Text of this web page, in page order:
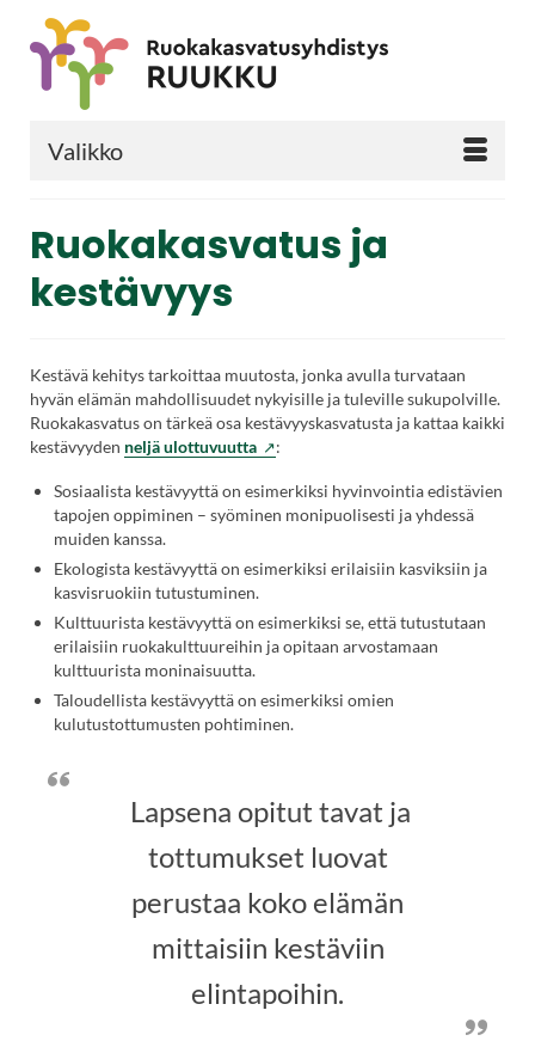
Valikko
Ruokakasvatus ja
kestävyys
Kestävä kehitys tarkoittaa muutosta, jonka avulla turvataan
hyvän elämän mahdollisuudet nykyisille ja tuleville sukupolville.
Ruokakasvatus on tärkeä osa kestävyyskasvatusta ja kattaa kaikki
kestävyyden neljä ulottuvuutta(Vieraile
sivustolla.
Linkki
uuteen
:
Sosiaalista kestävyyttä on esimerkiksi hyvinvointia edistävien
tapojen oppiminen – syöminen monipuolisesti ja yhdessä
muiden kanssa.
Ekologista kestävyyttä on esimerkiksi erilaisiin kasviksiin ja
kasvisruokiin tutustuminen.
Kulttuurista kestävyyttä on esimerkiksi se, että tutustutaan
erilaisiin ruokakulttuureihin ja opitaan arvostamaan
kulttuurista moninaisuutta.
Taloudellista kestävyyttä on esimerkiksi omien
kulutustottumusten pohtiminen.
Lapsena opitut tavat ja
tottumukset luovat
perustaa koko elämän
mittaisiin kestäviin
elintapoihin.